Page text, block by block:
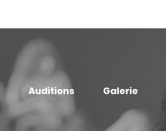
Auditions Galerie